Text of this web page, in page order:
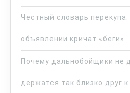
Честный словарь перекупа:
объявлении кричат «беги»
Почему дальнобойщики не
держатся так близко друг к